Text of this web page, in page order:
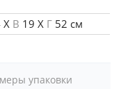
X В 19 X Г 52 см
упаковки